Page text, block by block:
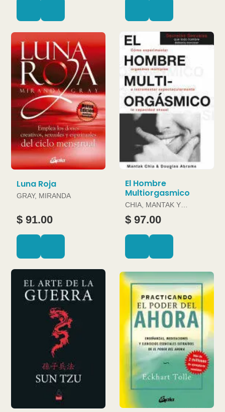
Luna Roja
GRAY, MIRANDA
$ 91.00
El Hombre
Multiorgasmico
CHIA, MANTAK Y
DOUGLAS ABRAMS
$ 97.00